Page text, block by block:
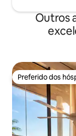
Outros
Preferido dos
Preferido dos